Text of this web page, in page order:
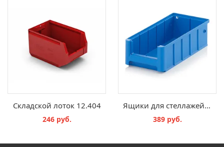
Складской лоток 12.404
246 руб.
Ящики для стеллажей и технологических потоков RK 31509
389 руб.